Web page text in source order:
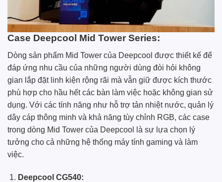
Case Deepcool Mid Tower Series:
Dòng sản phẩm Mid Tower của Deepcool được thiết kế để
đáp ứng nhu cầu của những người dùng đòi hỏi không
gian lắp đặt linh kiện rộng rãi mà vẫn giữ được kích thước
phù hợp cho hầu hết các bàn làm việc hoặc không gian sử
dụng. Với các tính năng như hỗ trợ tản nhiệt nước, quản lý
dây cáp thông minh và khả năng tùy chỉnh RGB, các case
trong dòng Mid Tower của Deepcool là sự lựa chọn lý
tưởng cho cả những hệ thống máy tính gaming và làm
việc.
Deepcool CG540: